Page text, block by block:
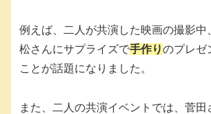
例えば、二人が共演した映画の撮影中
松さんにサプライズで手作りのプレゼ
ことが話題になりました。
また、二人の共演イベントでは、菅田